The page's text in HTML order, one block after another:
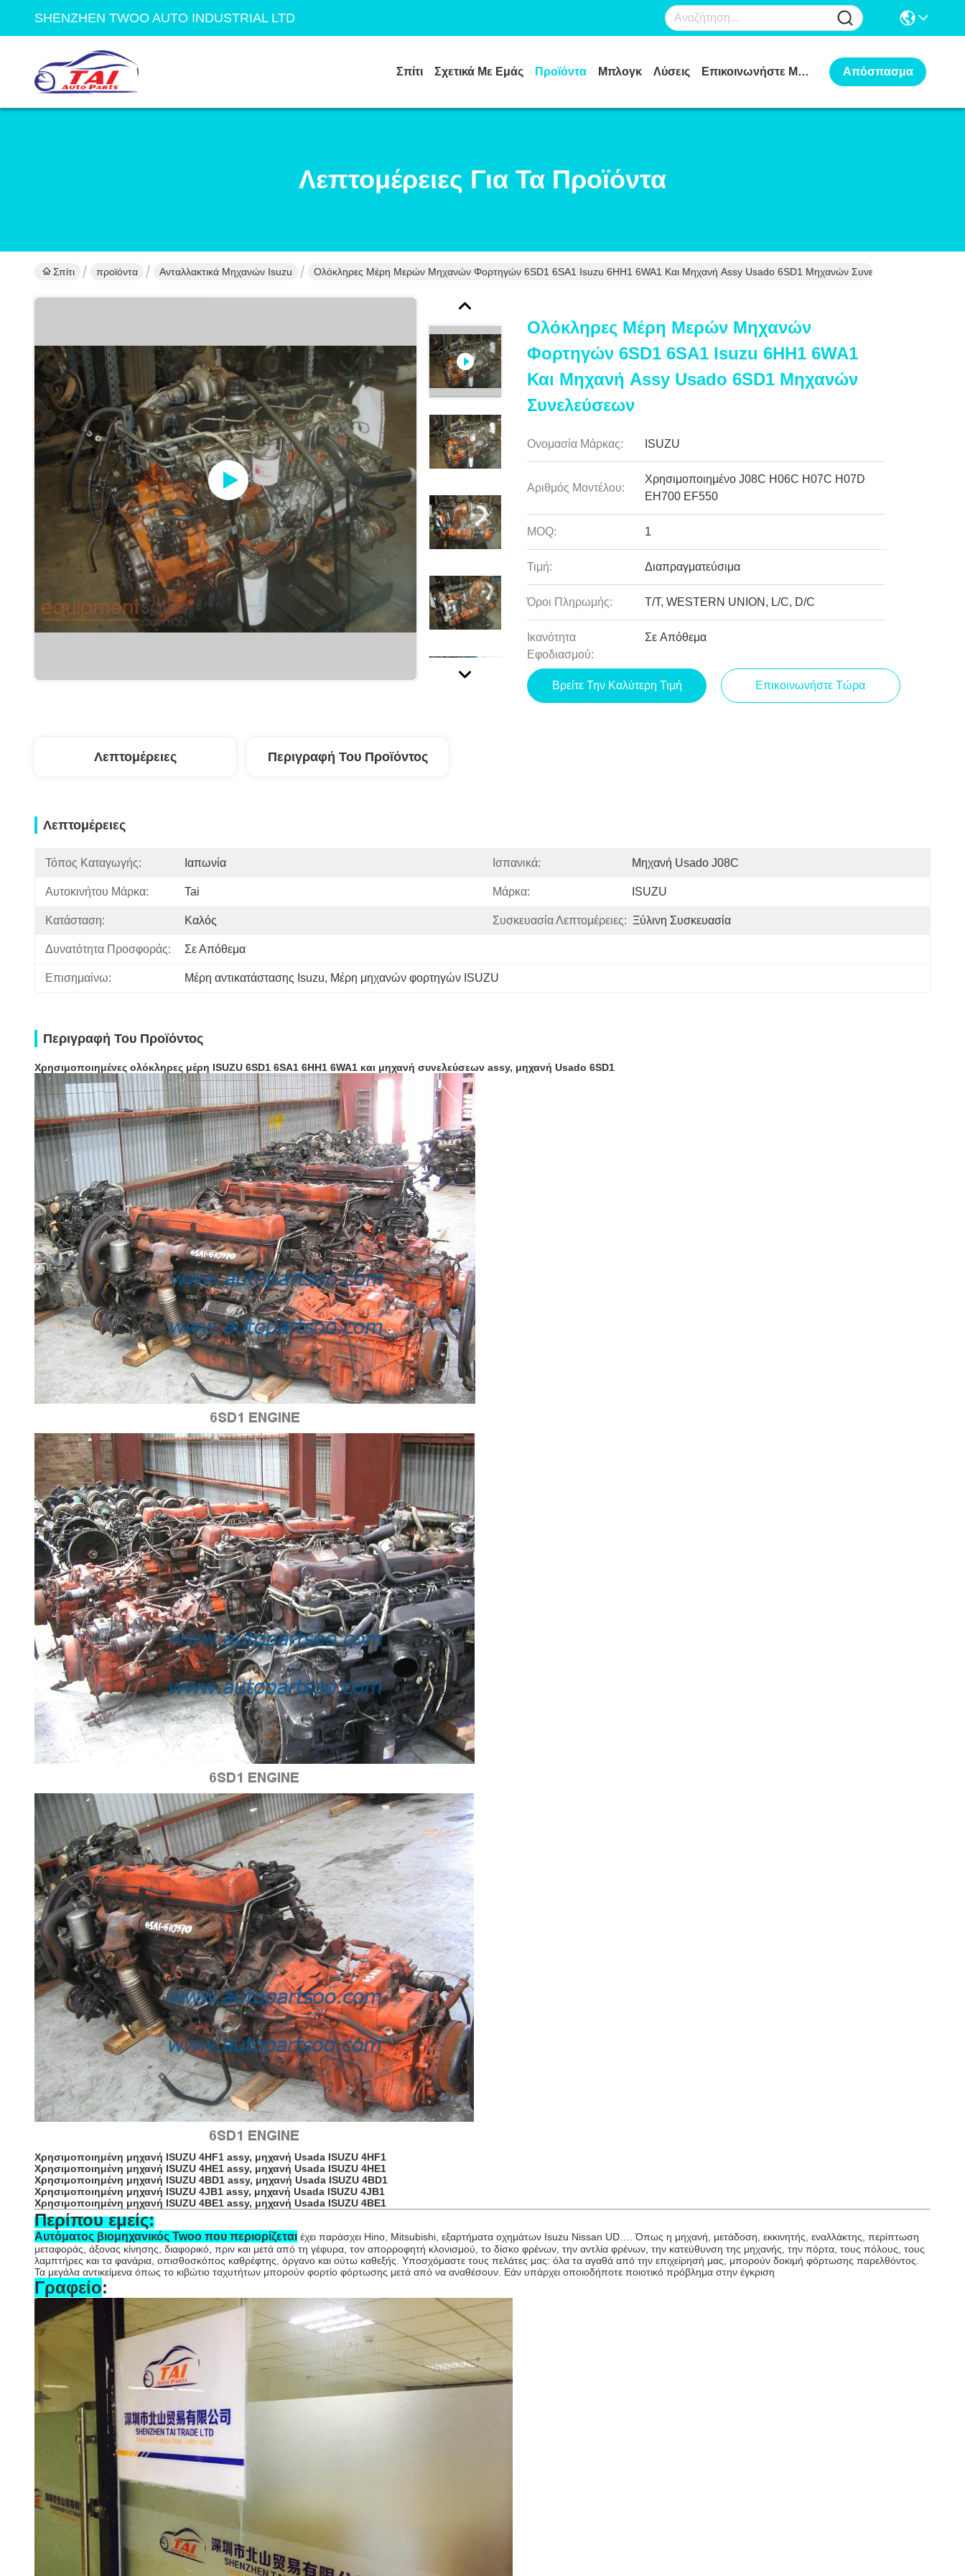
SHENZHEN TWOO AUTO INDUSTRIAL LTD
Σπίτι Σχετικά Με Εμάς Προϊόντα Μπλογκ Λύσεις Επικοινωνήστε Μαζί Μας Απόσπασμα
Λεπτομέρειες Για Τα Προϊόντα
Σπίτι προϊόντα Ανταλλακτικά Μηχανών Isuzu Ολόκληρες Μέρη Μερών Μηχανών Φορτηγών 6SD1 6SA1 Isuzu 6HH1 6WA1 Και Μηχανή Assy Usado 6SD1 Μηχανών Συνελεύσεων
Ολόκληρες Μέρη Μερών Μηχανών
Φορτηγών 6SD1 6SA1 Isuzu 6HH1 6WA1
Και Μηχανή Assy Usado 6SD1 Μηχανών
Συνελεύσεων
Ονομασία Μάρκας: ISUZU
Αριθμός Μοντέλου:
Χρησιμοποιημένο J08C H06C H07C H07D
EH700 EF550
MOQ: 1
Τιμή: Διαπραγματεύσιμα
Όροι Πληρωμής: T/T, WESTERN UNION, L/C, D/C
Ικανότητα
Εφοδιασμού:
Σε Απόθεμα
Βρείτε Την Καλύτερη Τιμή Επικοινωνήστε Τώρα
Λεπτομέρειες Περιγραφή Του Προϊόντος
Λεπτομέρειες
Τόπος Καταγωγής: Ιαπωνία Ισπανικά: Μηχανή Usado J08C
Αυτοκινήτου Μάρκα: Tai Μάρκα: ISUZU
Κατάσταση: Καλός Συσκευασία Λεπτομέρειες: Ξύλινη Συσκευασία
Δυνατότητα Προσφοράς: Σε Απόθεμα
Επισημαίνω: Μέρη αντικατάστασης Isuzu, Μέρη μηχανών φορτηγών ISUZU
Περιγραφή Του Προϊόντος
Χρησιμοποιημένες ολόκληρες μέρη ISUZU 6SD1 6SA1 6HH1 6WA1 και μηχανή συνελεύσεων assy, μηχανή Usado 6SD1
Χρησιμοποιημένη μηχανή ISUZU 4HF1 assy, μηχανή Usada ISUZU 4HF1
Χρησιμοποιημένη μηχανή ISUZU 4HE1 assy, μηχανή Usada ISUZU 4HE1
Χρησιμοποιημένη μηχανή ISUZU 4BD1 assy, μηχανή Usada ISUZU 4BD1
Χρησιμοποιημένη μηχανή ISUZU 4JB1 assy, μηχανή Usada ISUZU 4JB1
Χρησιμοποιημένη μηχανή ISUZU 4BE1 assy, μηχανή Usada ISUZU 4BE1
Περίπου εμείς:
Αυτόματος βιομηχανικός Twoo που περιορίζεται έχει παράσχει Hino, Mitsubishi, εξαρτήματα οχημάτων Isuzu Nissan UD…. Όπως η μηχανή, μετάδοση, εκκινητής, εναλλάκτης, περίπτωση
μεταφοράς, άξονας κίνησης, διαφορικό, πριν και μετά από τη γέφυρα, τον απορροφητή κλονισμού, το δίσκο φρένων, την αντλία φρένων, την κατεύθυνση της μηχανής, την πόρτα, τους πόλους, τους
λαμπτήρες και τα φανάρια, οπισθοσκόπος καθρέφτης, όργανο και ούτω καθεξής. Υποσχόμαστε τους πελάτες μας: όλα τα αγαθά από την επιχείρησή μας, μπορούν δοκιμή φόρτωσης παρελθόντος.
Τα μεγάλα αντικείμενα όπως το κιβώτιο ταχυτήτων μπορούν φορτίο φόρτωσης μετά από να αναθέσουν. Εάν υπάρχει οποιοδήποτε ποιοτικό πρόβλημα στην έγκριση
Γραφείο: